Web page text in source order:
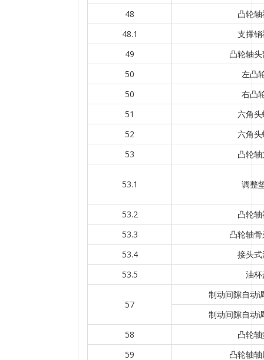
48
凸轮
48.1
支撑
49
凸轮轴
50
左凸
50
右凸
51
六角
52
六角
53
凸轮
53.1 调整
53.2
凸轮
53.3
凸轮轴
53.4
接头
53.5
油
57
制动间隙自动
制动间隙自动
58
凸轮
59
凸轮轴